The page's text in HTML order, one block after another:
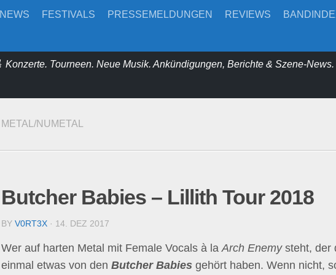
FESTIVALS PRESSEMELDUNGEN REVIEWS
Konzerte. Tourneen. Neue Musik. Ankündigungen, Berichte & Szene-
METAL/NUMETAL
Butcher Babies – Lillith Tour 2018
BY V0RT3X · 14. DEZ 2017
Wer auf harten Metal mit Female Vocals à laArch Enemysteht, der
einmal etwas von den Butcher Babies gehört haben. Wenn nicht,